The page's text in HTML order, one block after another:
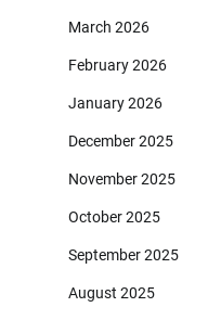
March 2026
February 2026
January 2026
December 2025
November 2025
October 2025
September 2025
August 2025